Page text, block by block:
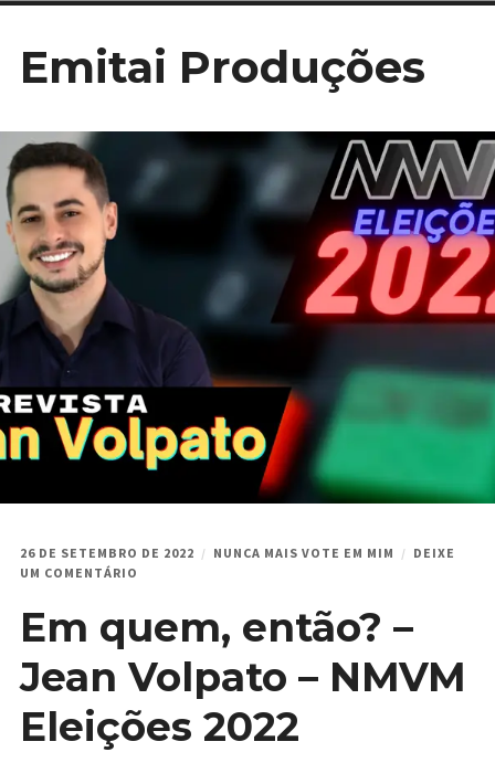
paraEmitai Produções
26 DE SETEMBRO DE 2022 NUNCA MAIS VOTE EM MIM
DEIXE
UM COMENTÁRIO
ENTÃO?
JEAN
VOLPATO
–
NMVM
Em quem, então? –
Jean Volpato – NMVM
Eleições 2022